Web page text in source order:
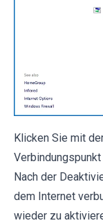
Klicken Sie mit
Verbindungspunkt
Nach der
dem Internet
wieder zu